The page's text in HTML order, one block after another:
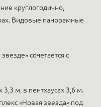
круглогодично,
Видовые панорамные
сочетается с
3,3 м, в пентхаусах 3,6 м.
«Новая звезда» под